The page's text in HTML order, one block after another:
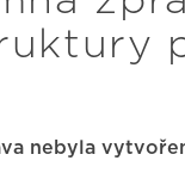
nebyla